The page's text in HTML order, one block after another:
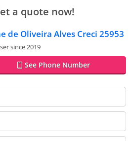
a quote now!
de Oliveira Alves Creci 25953
since 2019
See Phone Number